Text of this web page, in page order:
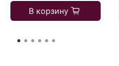
В корзину